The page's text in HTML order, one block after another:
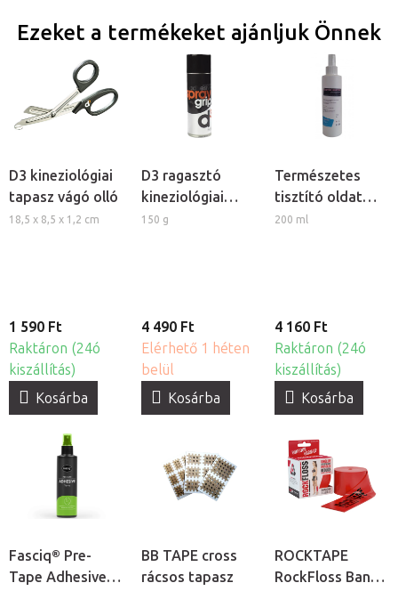
Ezeket a termékeket ajánljuk Önnek
D3 kineziológiai
tapasz vágó olló
18,5 x 8,5 x 1,2 cm
1 590 Ft
Raktáron (24ó
kiszállítás)
Kosárba
D3 ragasztó
kineziológiai
tapaszokhoz
150 g
4 490 Ft
Elérhető 1 héten
belül
Kosárba
Természetes
tisztító oldat
kineziológiai
200 ml
4 160 Ft
Raktáron (24ó
kiszállítás)
Kosárba
Fasciq® Pre-
Tape Adhesive
BB TAPE cross
rácsos tapasz
ROCKTAPE
RockFloss Band